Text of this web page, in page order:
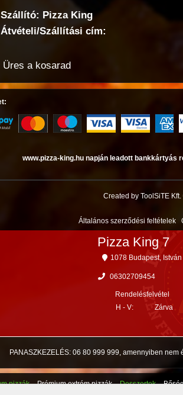
Szállító: Pizza King
Átvételi/Szállítási cím:
Üres a kosarad
www.pizza-king.hu napján leadott bankkártyás
Created by ToolSiTE
pizzák Prémium extrém pizzák Desszertek
Általános szerződési feltételek
Pizza King 7
1078 Budapest,
06302709454
Rendelésfelvétel
H - V:
Zárva
PANASZKEZELÉS: 06 80 999 999, amennyiben nem